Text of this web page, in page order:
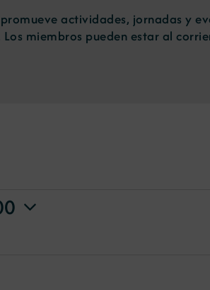
actividades, jornadas y
miembros pueden estar al